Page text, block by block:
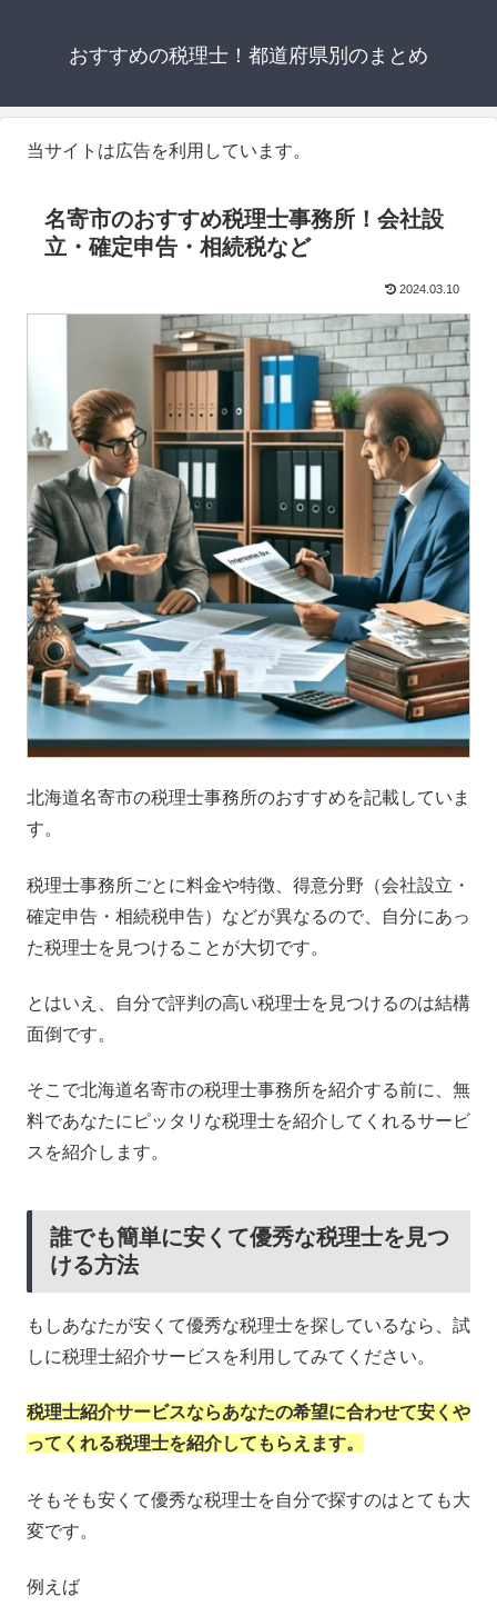
おすすめの税理士！都道府県別のまとめ
当サイトは広告を利用しています。
名寄市のおすすめ税理士事務所！会社設
立・確定申告・相続税など
2024.03.10
北海道名寄市の税理士事務所のおすすめを記載していま
す。
税理士事務所ごとに料金や特徴、得意分野（会社設立・
確定申告・相続税申告）などが異なるので、自分にあっ
た税理士を見つけることが大切です。
とはいえ、自分で評判の高い税理士を見つけるのは結構
面倒です。
そこで北海道名寄市の税理士事務所を紹介する前に、無
料であなたにピッタリな税理士を紹介してくれるサービ
スを紹介します。
誰でも簡単に安くて優秀な税理士を見つ
ける方法
もしあなたが安くて優秀な税理士を探しているなら、試
しに税理士紹介サービスを利用してみてください。
税理士紹介サービスならあなたの希望に合わせて安くや
ってくれる税理士を紹介してもらえます。
そもそも安くて優秀な税理士を自分で探すのはとても大
変です。
例えば